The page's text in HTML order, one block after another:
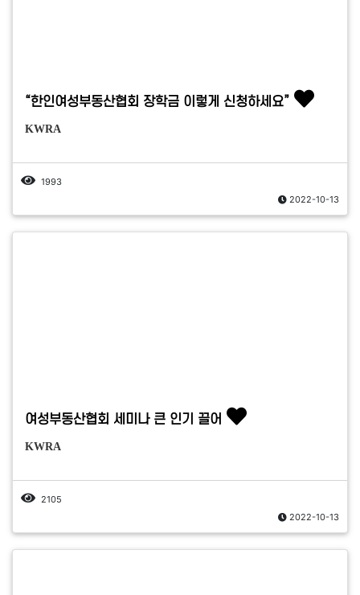
“한인여성부동산협회 장학금 이렇게 신청하세요”
KWRA
1993
2022-10-13
여성부동산협회 세미나 큰 인기 끌어
KWRA
2105
2022-10-13